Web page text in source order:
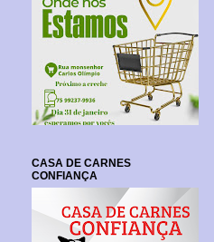
CASA DE CARNES
CONFIANÇA